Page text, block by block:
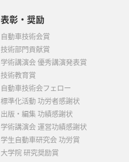
表彰・奨励
自動車技術会賞
技術部門貢献賞
学術講演会 優秀講演発表賞
技術教育賞
自動車技術会フェロー
標準化活動 功労者感謝状
出版・編集 功績感謝状
学術講演会 運営功績感謝状
学生自動車研究会 功労賞
大学院 研究奨励賞